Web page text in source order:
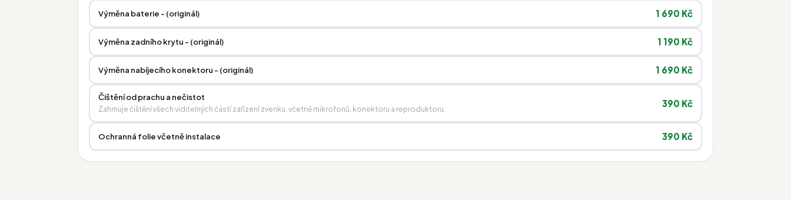
Výměna baterie - (originál) 1 690 Kč
Výměna zadního krytu - (originál) 1 190 Kč
Výměna nabíjecího konektoru - (originál) 1 690 Kč
Čištění od prachu a nečistot
Zahrnuje čištění všech viditelných částí zařízení zvenku, včetně mikrofonů, konektoru a reproduktoru.
390 Kč
Ochranná folie včetně instalace 390 Kč